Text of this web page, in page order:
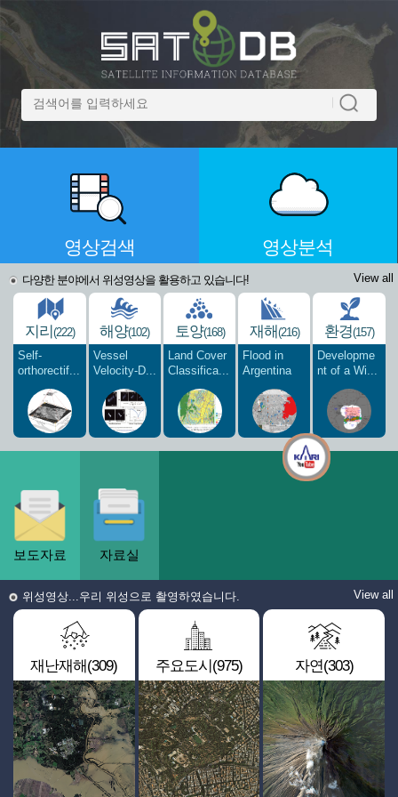
영상검색 영상분석
다양한 분야에서 위성영상을 활용하고 있습니다! View all
지리(222)
Self-
orthorectif...
해양(102)
Vessel
Velocity-D...
토양(168)
Land Cover
Classifica...
재해(216)
Flood in
Argentina
환경(157)
Developme
nt of a Wi...
보도자료 자료실
위성영상...우리 위성으로 촬영하였습니다. View all
재난재해(309) 주요도시(975) 자연(303)